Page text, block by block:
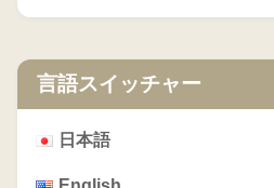
言語スイッチャー
日本語